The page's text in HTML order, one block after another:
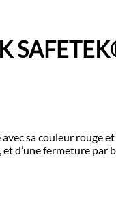
sa couleur rouge
et d’une fermeture par